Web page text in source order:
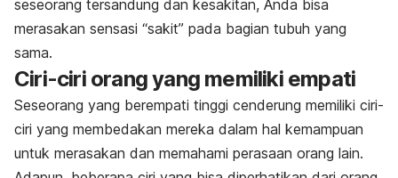
seseorang tersandung dan kesakitan, Anda bisa
merasakan sensasi “sakit” pada bagian tubuh yang
sama.
Ciri-ciri orang yang memiliki empati
Seseorang yang berempati tinggi cenderung memiliki ciri-
ciri yang membedakan mereka dalam hal kemampuan
untuk merasakan dan memahami perasaan orang lain.